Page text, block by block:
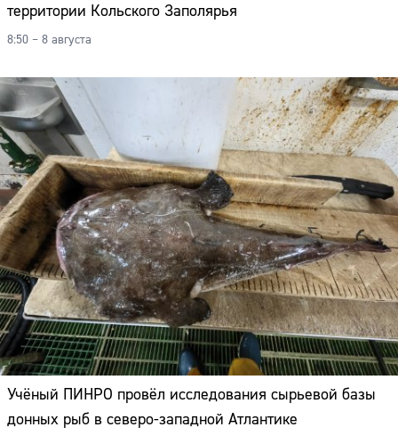
территории Кольского Заполярья
8:50 – 8 августа
Учёный ПИНРО провёл исследования сырьевой базы
донных рыб в северо-западной Атлантике